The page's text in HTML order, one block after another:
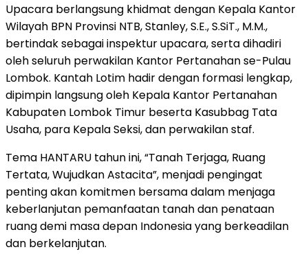
Upacara berlangsung khidmat dengan Kepala Kantor
Wilayah BPN Provinsi NTB, Stanley, S.E., S.SiT., M.M.,
bertindak sebagai inspektur upacara, serta dihadiri
oleh seluruh perwakilan Kantor Pertanahan se-Pulau
Lombok. Kantah Lotim hadir dengan formasi lengkap,
dipimpin langsung oleh Kepala Kantor Pertanahan
Kabupaten Lombok Timur beserta Kasubbag Tata
Usaha, para Kepala Seksi, dan perwakilan staf.
Tema HANTARU tahun ini, “Tanah Terjaga, Ruang
Tertata, Wujudkan Astacita”, menjadi pengingat
penting akan komitmen bersama dalam menjaga
keberlanjutan pemanfaatan tanah dan penataan
ruang demi masa depan Indonesia yang berkeadilan
dan berkelanjutan.